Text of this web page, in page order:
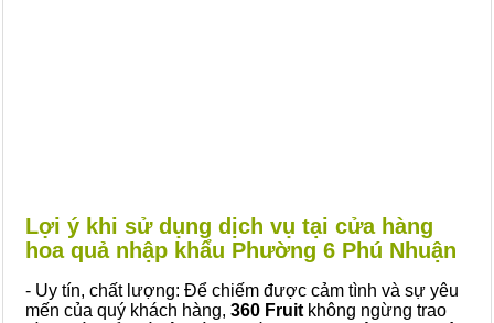
Lợi ý khi sử dụng dịch vụ tại cửa hàng
hoa quả nhập khẩu Phường 6 Phú Nhuận
- Uy tín, chất lượng: Để chiếm được cảm tình và sự yêu
mến của quý khách hàng, 360 Fruit không ngừng trao